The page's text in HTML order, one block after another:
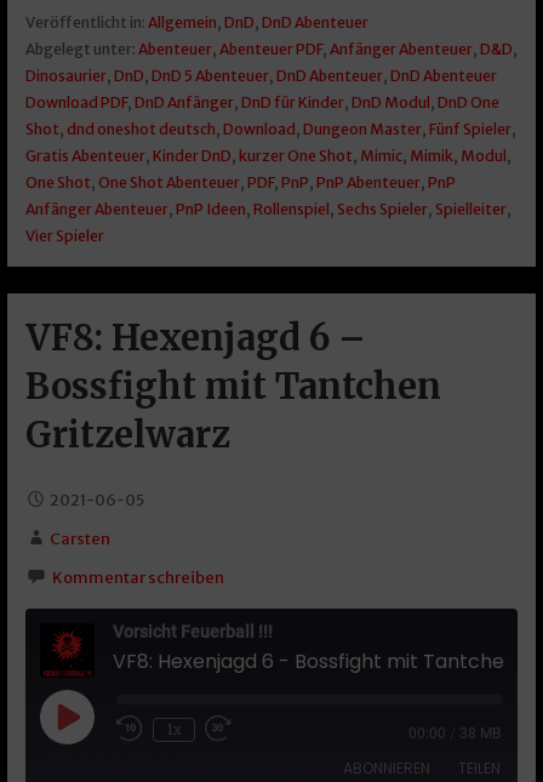
Veröffentlicht in: Allgemein DnD DnD Abenteuer
Abgelegt unter: Abenteuer, Abenteuer PDF, Anfänger Abenteuer, D&D
Dinosaurier, DnD DnD 5 Abenteuer, DnD Abenteuer, DnD Abenteuer
Download PDF, DnD Anfänger, DnD für Kinder, DnD Modul DnD One
Shot dnd oneshot deutsch Download Dungeon Master, Fünf Spieler,
Gratis Abenteuer, Kinder DnD kurzer One Shot Mimic, Mimik Modul
One Shot One Shot Abenteuer, PDF, PnP PnP Abenteuer, PnP
Anfänger Abenteuer, PnP Ideen Rollenspiel Sechs Spieler, Spielleiter,
Vier Spieler
VF8: Hexenjagd 6 –
Bossfight mit Tantchen
Gritzelwarz
2021-06-05
Carsten
Kommentar schreiben
Vorsicht Feuerball !!!
Play Episode1x 00:00 38 MB
ABONNIEREN TEILEN